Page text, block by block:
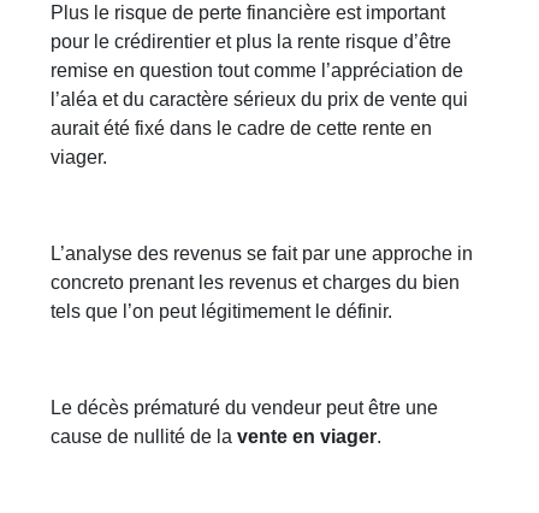
Plus le risque de perte financière est important
pour le crédirentier et plus la rente risque d’être
remise en question tout comme l’appréciation de
l’aléa et du caractère sérieux du prix de vente qui
aurait été fixé dans le cadre de cette rente en
viager.
L’analyse des revenus se fait par une approche in
concreto prenant les revenus et charges du bien
tels que l’on peut légitimement le définir.
Le décès prématuré du vendeur peut être une
cause de nullité de lavente en viager.